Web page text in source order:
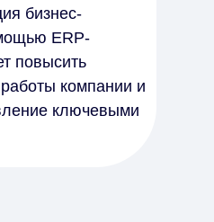
бизнес-
ERP-
повысить
компании и
ключевыми